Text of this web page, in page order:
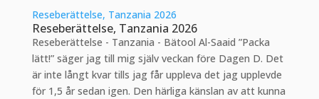
Reseberättelse, Tanzania 2026
Reseberättelse, Tanzania 2026
Reseberättelse - Tanzania - Bätool Al-Saaid ”Packa
lätt!” säger jag till mig själv veckan före Dagen D. Det
är inte långt kvar tills jag får uppleva det jag upplevde
för 1,5 år sedan igen. Den härliga känslan av att kunna